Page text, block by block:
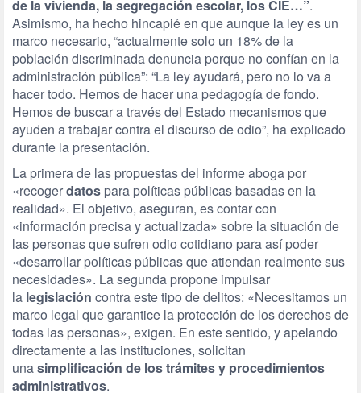
de la vivienda, la segregación escolar, los CIE…”.
Asimismo, ha hecho hincapié en que aunque la ley es un
marco necesario, “actualmente solo un 18% de la
población discriminada denuncia porque no confían en la
administración pública”: “La ley ayudará, pero no lo va a
hacer todo. Hemos de hacer una pedagogía de fondo.
Hemos de buscar a través del Estado mecanismos que
ayuden a trabajar contra el discurso de odio”, ha explicado
durante la presentación.
La primera de las propuestas del informe aboga por
«recogerdatos para políticas públicas basadas en la
realidad». El objetivo, aseguran, es contar con
«información precisa y actualizada» sobre la situación de
las personas que sufren odio cotidiano para así poder
«desarrollar políticas públicas que atiendan realmente sus
necesidades». La segunda propone impulsar
la legislación contra este tipo de delitos: «Necesitamos un
marco legal que garantice la protección de los derechos de
todas las personas», exigen. En este sentido, y apelando
directamente a las instituciones, solicitan
unasimplificación de los trámites y procedimientos
administrativos.